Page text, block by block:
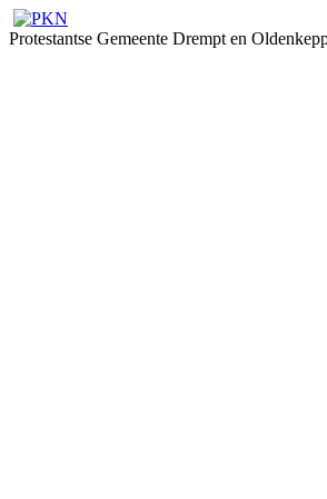
Protestantse Gemeente Drempt en